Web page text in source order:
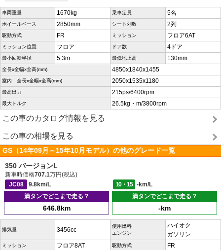
車両重量 1670kg 乗車定員 5名
ホイールベース 2850mm シート列数 2列
駆動方式 FR ミッション フロア6AT
ミッション位置 フロア ドア数 4ドア
最小回転半径 5.3m 最低地上高 130mm
全長x全幅x全高(mm) 4850x1840x1455
室内 全長x全幅x全高(mm) 2050x1535x1180
最高出力 215ps/6400rpm
最大トルク 26.5kg・m/3800rpm
この車のカタログ情報を見る
この車の相場を見る
GS（14年09月～15年10月モデル）の他のグレード一覧
350 バージョンL
新車時価格707.1万円(税込)
JC08
9.8km/L 10・15
-km/L
満タンでどこまで走る？
646.8km
満タンでどこまで走る？
-km
排気量 3456cc
使用燃料
エンジン
ハイオク
ガソリン
ミッション フロア8AT 駆動方式 FR